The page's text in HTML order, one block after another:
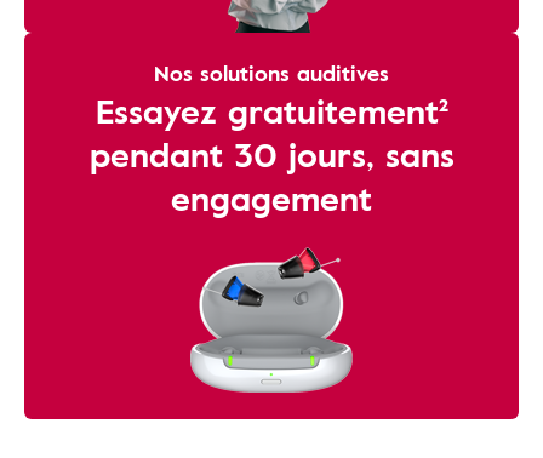
Nos solutions auditives
Essayez gratuitement²
pendant 30 jours, sans
engagement